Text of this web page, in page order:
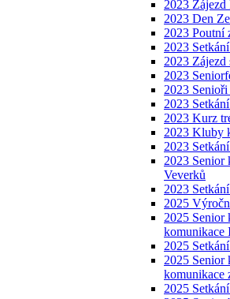
2023
2023 Den
2023 Poutní
2023
2023 Zájezd
2023
2023
2023
2023 Kurz
2023 Kluby
2023
2023 Senior
Veverků
2023
2025
2025
komunikace
2025
2025
komunikace
2025